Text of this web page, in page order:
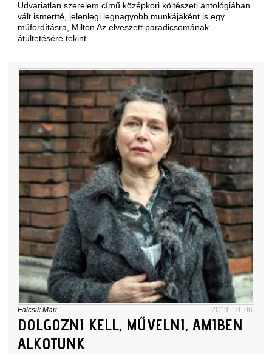
Udvariatlan szerelem című középkori költészeti antológiában
vált ismertté, jelenlegi legnagyobb munkájaként is egy
műfordításra, Milton Az elveszett paradicsomának
átültetésére tekint.
Falcsik Mari 2019. 10. 06.
DOLGOZNI KELL, MŰVELNI, AMIBEN
ALKOTUNK